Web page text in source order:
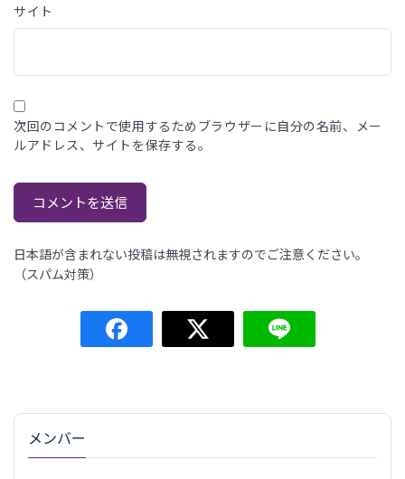
サイト
次回のコメントで使用するためブラウザーに自分の名前、メー
ルアドレス、サイトを保存する。
日本語が含まれない投稿は無視されますのでご注意ください。
（スパム対策）
メンバー